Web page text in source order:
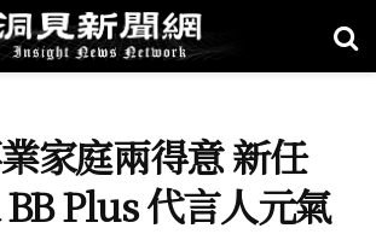
家庭兩得意 新任
Plus 代言人元氣